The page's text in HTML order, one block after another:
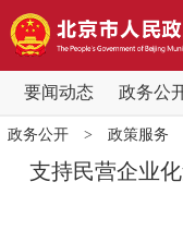
要闻动态 政务公
要闻动态
党中央精神
政务公开> 政策服务
支持民营企业